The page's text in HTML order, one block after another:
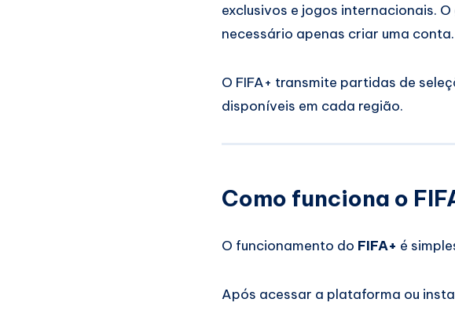
exclusivos e jogos internacionais.
necessário apenas criar uma conta.
O FIFA+ transmite partidas de
disponíveis em cada região.
Como funciona o
O funcionamento do FIFA+ é
Após acessar a plataforma ou